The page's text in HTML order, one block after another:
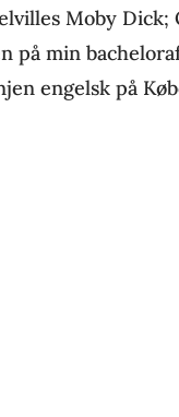
Moby Dick;
på min
engelsk på